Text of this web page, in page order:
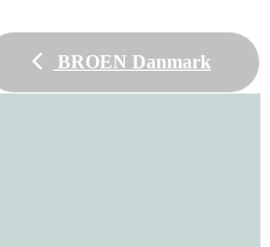
BROEN Danmark